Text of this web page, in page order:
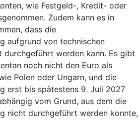
wie Festgeld-, Kredit- oder
Zudem kann es in
dass die
aufgrund von technischen
durchgeführt werden kann. Es gibt
noch nicht den Euro als
Polen oder Ungarn, und die
erst bis spätestens 9. Juli 2027
vom Grund, aus dem die
nicht durchgeführt werden konnte,